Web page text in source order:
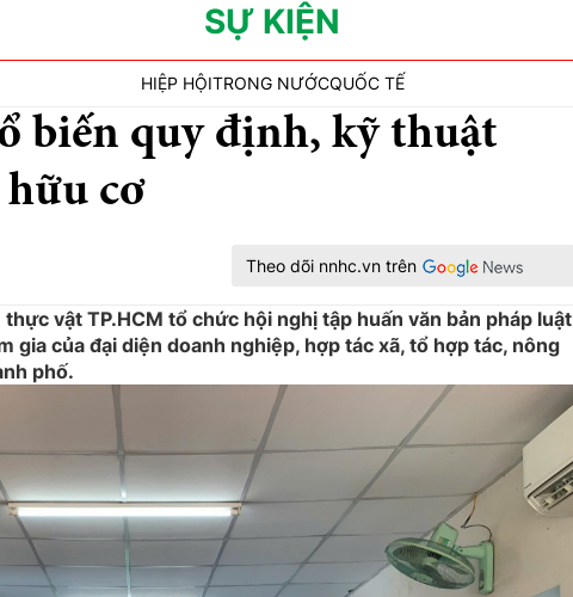
SỰ KIỆN
HIỆP HỘITRONG NƯỚCQUỐC TẾ
biến quy định, kỹ thuật
cơ
Theo dõi nnhc.vn trên
vật TP.HCM tổ chức hội nghị tập huấn văn bản pháp luật
gia của đại diện doanh nghiệp, hợp tác xã, tổ hợp tác, nông
phố.